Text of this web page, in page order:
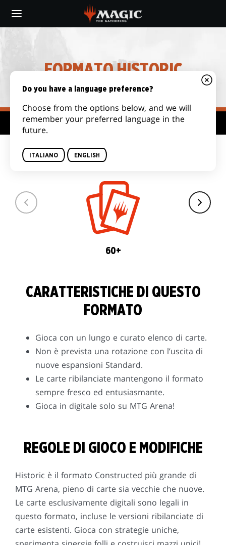
main
FORMATO HISTORIC
Hub formato
DIMENSIONI DEL
MAZZO
60+
CARATTERISTICHE DI QUESTO
FORMATO
Gioca con un lungo e curato elenco di carte.
Non è prevista una rotazione con l’uscita di
nuove espansioni Standard.
Le carte ribilanciate mantengono il formato
sempre fresco ed entusiasmante.
Gioca in digitale solo su MTG Arena!
REGOLE DI GIOCO E MODIFICHE
Historic è il formato Constructed più grande di
MTG Arena, pieno di carte sia vecchie che nuove.
Le carte esclusivamente digitali sono legali in
questo formato, incluse le versioni ribilanciate di
carte esistenti. Gioca con strategie uniche,
Do you have a language preference?
Choose from the options below, and we will
remember your preferred language in the
future.
ITALIANO ENGLISH